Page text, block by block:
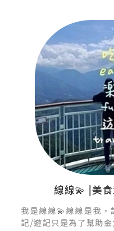
線線💫 |美
我是線線💫線線是我
記/遊記只是為了幫助